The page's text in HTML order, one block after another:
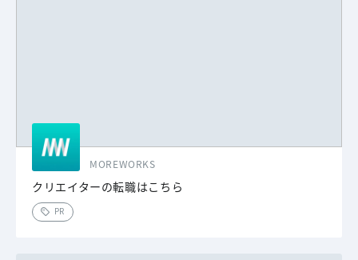
MOREWORKS
クリエイターの転職はこちら
PR